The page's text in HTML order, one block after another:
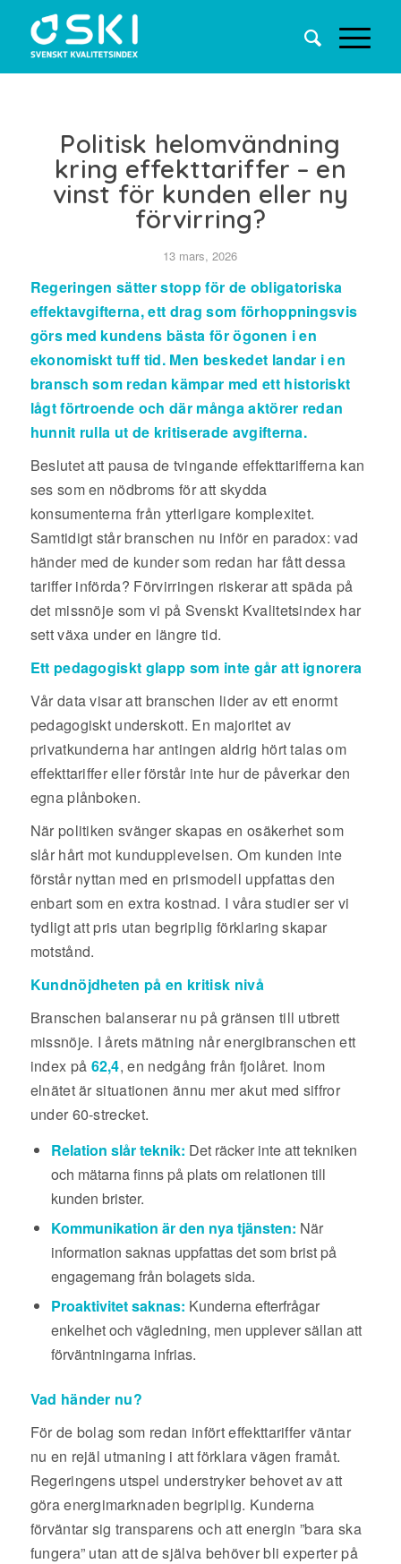
Politisk helomvändning
kring effekttariffer – en
vinst för kunden eller ny
förvirring?
13 mars, 2026
Regeringen sätter stopp för de obligatoriska
effektavgifterna, ett drag som förhoppningsvis
görs med kundens bästa för ögonen i en
ekonomiskt tuff tid. Men beskedet landar i en
bransch som redan kämpar med ett historiskt
lågt förtroende och där många aktörer redan
hunnit rulla ut de kritiserade avgifterna.
Beslutet att pausa de tvingande effekttarifferna kan
ses som en nödbroms för att skydda
konsumenterna från ytterligare komplexitet.
Samtidigt står branschen nu inför en paradox: vad
händer med de kunder som redan har fått dessa
tariffer införda? Förvirringen riskerar att späda på
det missnöje som vi på Svenskt Kvalitetsindex har
sett växa under en längre tid.
Ett pedagogiskt glapp som inte går att ignorera
Vår data visar att branschen lider av ett enormt
pedagogiskt underskott. En majoritet av
privatkunderna har antingen aldrig hört talas om
effekttariffer eller förstår inte hur de påverkar den
egna plånboken.
När politiken svänger skapas en osäkerhet som
slår hårt mot kundupplevelsen. Om kunden inte
förstår nyttan med en prismodell uppfattas den
enbart som en extra kostnad. I våra studier ser vi
tydligt att pris utan begriplig förklaring skapar
motstånd.
Kundnöjdheten på en kritisk nivå
Branschen balanserar nu på gränsen till utbrett
missnöje. I årets mätning når energibranschen ett
index på 62,4, en nedgång från fjolåret. Inom
elnätet är situationen ännu mer akut med siffror
under 60-strecket.
Relation slår teknik: Det räcker inte att tekniken
och mätarna finns på plats om relationen till
kunden brister.
Kommunikation är den nya tjänsten: När
information saknas uppfattas det som brist på
engagemang från bolagets sida.
Proaktivitet saknas: Kunderna efterfrågar
enkelhet och vägledning, men upplever sällan att
förväntningarna infrias.
Vad händer nu?
För de bolag som redan infört effekttariffer väntar
nu en rejäl utmaning i att förklara vägen framåt.
Regeringens utspel understryker behovet av att
göra energimarknaden begriplig. Kunderna
förväntar sig transparens och att energin ”bara ska
fungera” utan att de själva behöver bli experter på